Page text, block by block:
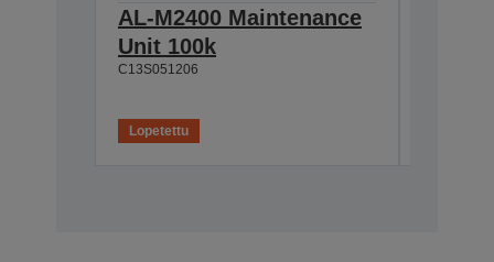
AL-M2400 Maintenance
Unit 100k
C13S051206
Lopetettu